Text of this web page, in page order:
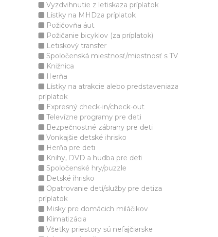
Vyzdvihnutie z letiskaza príplatok
Lístky na MHDza príplatok
Požičovňa áut
Požičanie bicyklov (za príplatok)
Letiskový transfer
Spoločenská miestnosť/miestnosť s TV
Knižnica
Herňa
Lístky na atrakcie alebo predstaveniaza
príplatok
Expresný check-in/check-out
Televízne programy pre deti
Bezpečnostné zábrany pre deti
Vonkajšie detské ihrisko
Herňa pre deti
Knihy, DVD a hudba pre deti
Spoločenské hry/puzzle
Detské ihrisko
Opatrovanie detí/služby pre detiza
príplatok
Misky pre domácich miláčikov
Klimatizácia
Všetky priestory sú nefajčiarske